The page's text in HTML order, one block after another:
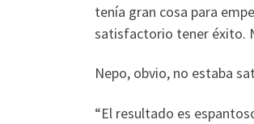
tenía gran cosa para
satisfactorio tener éxito.
Nepo, obvio, no estaba
“El resultado es